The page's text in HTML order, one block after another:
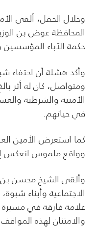
وخلال الحفل، ألقى
المحافظة عوض بن
حكمة الآباء المؤسسين
وأكد هشلة أن احتفاء
ومتواصل، كان له أثر
الأمنية والشرطية
في حياتهم.
كما استعرض الأمين
وواقع ملموس انعكس
وألقى الشيخ محسن بن
الاجتماعية وأبناء
علامة فارقة في مسيرة
والامتنان لهذه